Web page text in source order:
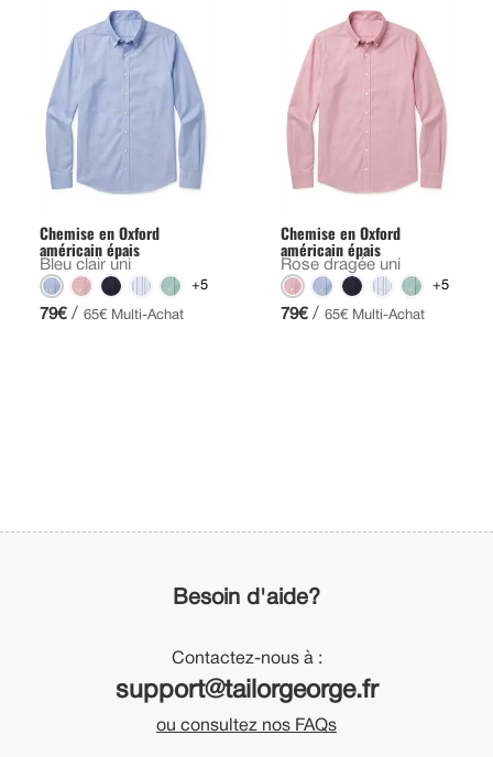
Chemise en Oxford
américain épais
Bleu clair uni
+5
79€ / 65€ Multi-Achat
Chemise en Oxford
américain épais
Rose dragée uni
+5
79€ / 65€ Multi-Achat
Besoin d'aide?
Contactez-nous à :
support@tailorgeorge.fr
ou consultez nos FAQs